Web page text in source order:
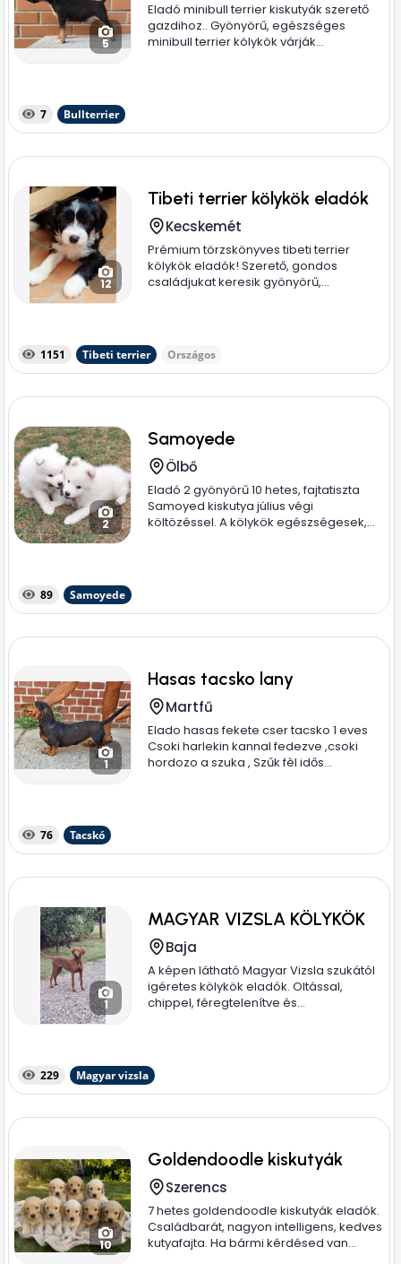
5
Eladó minibull terrier kiskutyák szerető
gazdihoz.. Gyönyörű, egészséges
minibull terrier kölykök várják...
7 Bullterrier
12
Tibeti terrier kölykök eladók
Kecskemét
Prémium törzskönyves tibeti terrier
kölykök eladók! Szerető, gondos
családjukat keresik gyönyörű,...
1151 Tibeti terrier Országos
2
Samoyede
Ölbő
Eladó 2 gyönyörű 10 hetes, fajtatiszta
Samoyed kiskutya július végi
költözéssel. A kölykök egészségesek,...
89 Samoyede
1
Hasas tacsko lany
Martfű
Elado hasas fekete cser tacsko 1 eves
Csoki harlekin kannal fedezve ,csoki
hordozo a szuka , Szűk fèl idős...
76 Tacskó
1
MAGYAR VIZSLA KÖLYKÖK
Baja
A képen látható Magyar Vizsla szukától
igéretes kölykök eladók. Oltással,
chippel, féregtelenítve és...
229 Magyar vizsla
10
Goldendoodle kiskutyák
Szerencs
7 hetes goldendoodle kiskutyák eladók.
Családbarát, nagyon intelligens, kedves
kutyafajta. Ha bármi kérdésed van...